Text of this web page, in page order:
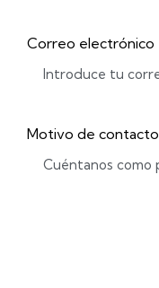
Correo electrónico
Motivo de contacto